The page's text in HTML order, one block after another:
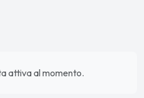
attiva al momento.